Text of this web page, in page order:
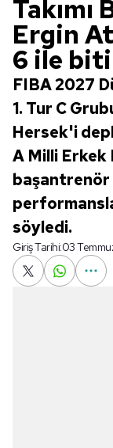
Ergin
6 ile
FIBA 2027
1. Tur C
Hersek'i
A Milli Erkek
başantrenör
söyledi.
Giriş Tarihi:03